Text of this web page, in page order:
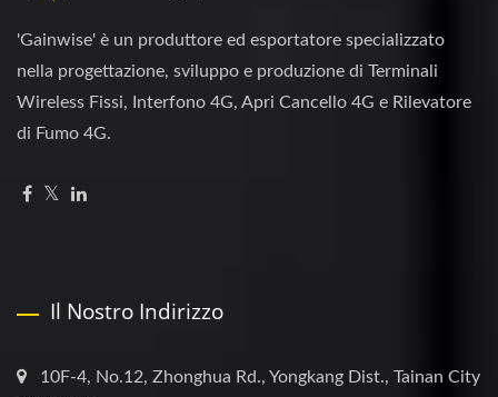
'Gainwise' è un produttore ed esportatore specializzato
nella progettazione, sviluppo e produzione di Terminali
Wireless Fissi, Interfono 4G, Apri Cancello 4G e Rilevatore
di Fumo 4G.
Il Nostro Indirizzo
10F-4, No.12, Zhonghua Rd., Yongkang Dist., Tainan City